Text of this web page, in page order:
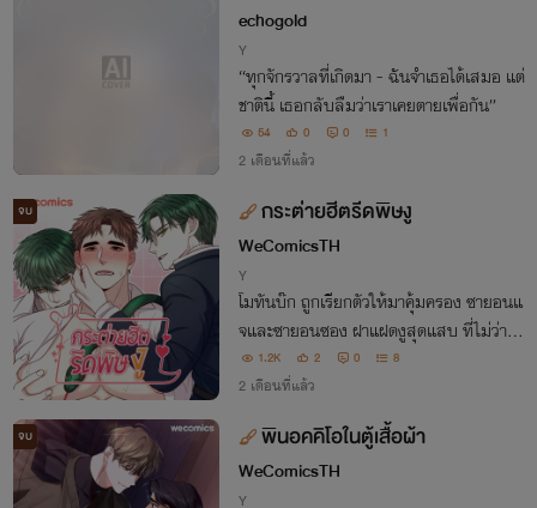
(Webtoon)
echogold
Y
“ทุกจักรวาลที่เกิดมา - ฉันจำเธอได้เสมอ แต่
ชาตินี้ เธอกลับลืมว่าเราเคยตายเพื่อกัน”
54 0 0 1
2 เดือนที่แล้ว
จบ กระต่ายฮีตรีดพิษงู
WeComicsTH
Y
โมทันบ๊ก ถูกเรียกตัวให้มาคุ้มครอง ซายอนแ
จและซายอนซอง ฝาแฝดงูสุดแสบ ที่ไม่ว่าบ
อดี้การ์ดกี่คน ๆ ก็ต้องสยบยอม หากเขาอยู่คุ้
มครองสองแฝดได้ตลอด 1 ปี เขาจะได้รับกา
รปลดออกจากสายเครือญาติให้เป็นอิสระ!!
1.2K 2 0 8
2 เดือนที่แล้ว
จบ พินอคคิโอในตู้เสื้อผ้า
WeComicsTH
Y